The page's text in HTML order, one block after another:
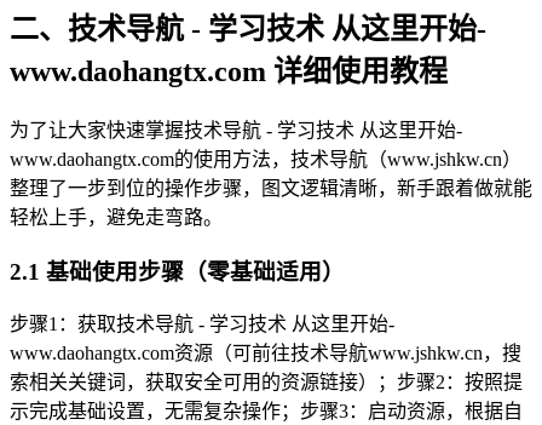
二、技术导航 - 学习技术 从这里开始-
www.daohangtx.com 详细使用教程
为了让大家快速掌握技术导航 - 学习技术 从这里开始-
www.daohangtx.com的使用方法，技术导航（www.jshkw.cn）
整理了一步到位的操作步骤，图文逻辑清晰，新手跟着做就能
轻松上手，避免走弯路。
2.1 基础使用步骤（零基础适用）
步骤1：获取技术导航 - 学习技术 从这里开始-
www.daohangtx.com资源（可前往技术导航www.jshkw.cn，搜
索相关关键词，获取安全可用的资源链接）；步骤2：按照提
示完成基础设置，无需复杂操作；步骤3：启动资源，根据自